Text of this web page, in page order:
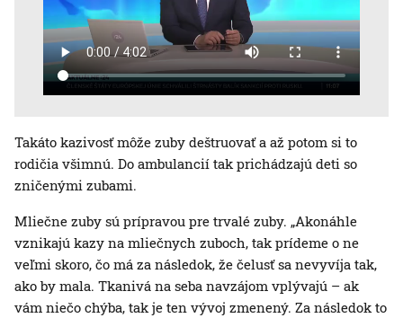
Takáto kazivosť môže zuby deštruovať a až potom si to
rodičia všimnú. Do ambulancií tak prichádzajú deti so
zničenými zubami.
Mliečne zuby sú prípravou pre trvalé zuby. „Akonáhle
vznikajú kazy na mliečnych zuboch, tak prídeme o ne
veľmi skoro, čo má za následok, že čelusť sa nevyvíja tak,
ako by mala. Tkanivá na seba navzájom vplývajú – ak
vám niečo chýba, tak je ten vývoj zmenený. Za následok to